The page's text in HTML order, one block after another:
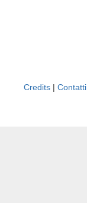
Credits | Contatti